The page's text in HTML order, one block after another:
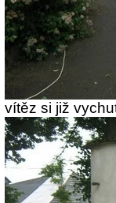
vítěz si již